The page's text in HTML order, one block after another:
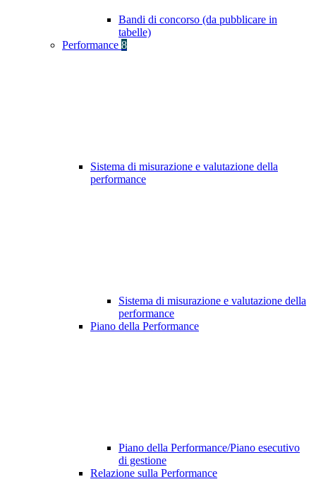
Bandi di concorso (da pubblicare in
tabelle)
Performance 8
Sistema di misurazione e valutazione della
performance
Sistema di misurazione e valutazione della
performance
Piano della Performance
Piano della Performance/Piano esecutivo
di gestione
Relazione sulla Performance